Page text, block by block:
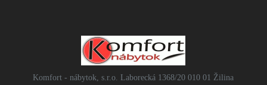
Komfort - nábytok, s.r.o. Laborecká 1368/20 010 01 Žilina